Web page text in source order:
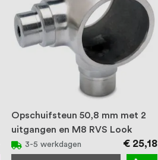
Opschuifsteun 50,8 mm met 2
uitgangen en M8 RVS Look
3-5 werkdagen € 25,18